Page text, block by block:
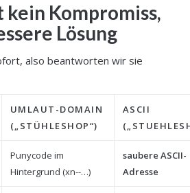
kein Kompromiss,
Lösung
also beantworten wir sie
UMLAUT-DOMAIN
(„STÜHLESHOP“)
ASCII
Punycode im
Hintergrund (xn--…)
saubere ASCII-
Adresse